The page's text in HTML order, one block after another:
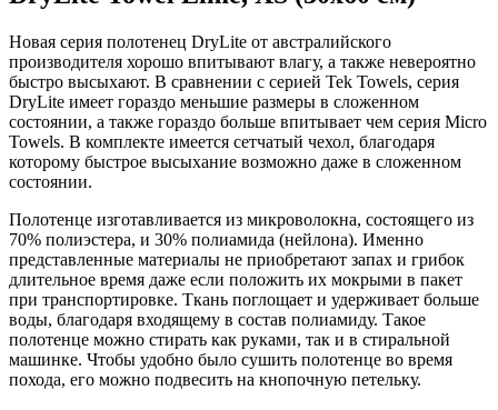
Новая серия полотенец DryLite от австралийского
производителя хорошо впитывают влагу, а также невероятно
быстро высыхают. В сравнении с серией Tek Towels, серия
DryLite имеет гораздо меньшие размеры в сложенном
состоянии, а также гораздо больше впитывает чем серия Micro
Towels. В комплекте имеется сетчатый чехол, благодаря
которому быстрое высыхание возможно даже в сложенном
состоянии.
Полотенце изготавливается из микроволокна, состоящего из
70% полиэстера, и 30% полиамида (нейлона). Именно
представленные материалы не приобретают запах и грибок
длительное время даже если положить их мокрыми в пакет
при транспортировке. Ткань поглощает и удерживает больше
воды, благодаря входящему в состав полиамиду. Такое
полотенце можно стирать как руками, так и в стиральной
машинке. Чтобы удобно было сушить полотенце во время
похода, его можно подвесить на кнопочную петельку.